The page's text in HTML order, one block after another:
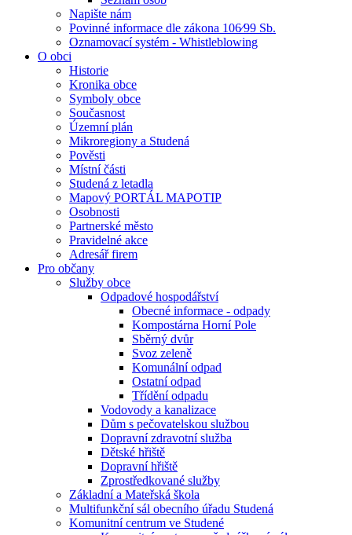
Napište nám
Povinné informace dle zákona 106⁄99 Sb.
Oznamovací systém - Whistleblowing
O obci
Historie
Kronika obce
Symboly obce
Současnost
Územní plán
Mikroregiony a Studená
Pověsti
Místní části
Studená z letadla
Mapový PORTÁL MAPOTIP
Osobnosti
Partnerské město
Pravidelné akce
Adresář firem
Pro občany
Služby obce
Odpadové hospodářství
Obecné informace - odpady
Kompostárna Horní Pole
Sběrný dvůr
Svoz zeleně
Komunální odpad
Ostatní odpad
Třídění odpadu
Vodovody a kanalizace
Dům s pečovatelskou službou
Dopravní zdravotní služba
Dětské hřiště
Dopravní hřiště
Zprostředkované služby
Základní a Mateřská škola
Multifunkční sál obecního úřadu Studená
Komunitní centrum ve Studené